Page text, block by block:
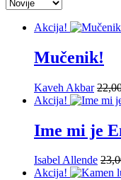
Akcija!
Mučenik!
Kaveh Akbar
Akcija!
Ime mi je
Isabel Allende
Akcija!